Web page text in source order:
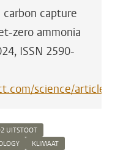
capture
zero ammonia
ISSN 2590-
science/article/pii/
UITSTOOT
KLIMAAT